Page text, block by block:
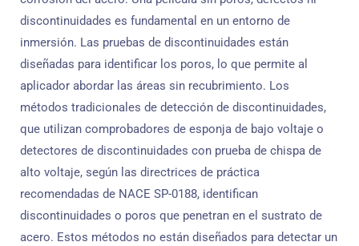
discontinuidades es fundamental en un entorno de
inmersión. Las pruebas de discontinuidades están
diseñadas para identificar los poros, lo que permite al
aplicador abordar las áreas sin recubrimiento. Los
métodos tradicionales de detección de discontinuidades,
que utilizan comprobadores de esponja de bajo voltaje o
detectores de discontinuidades con prueba de chispa de
alto voltaje, según las directrices de práctica
recomendadas de NACE SP-0188, identifican
discontinuidades o poros que penetran en el sustrato de
acero. Estos métodos no están diseñados para detectar un